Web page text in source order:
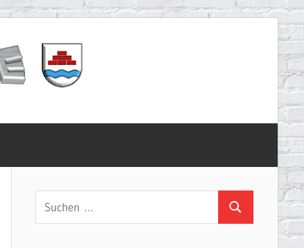
Suchen
nach:
Suchen